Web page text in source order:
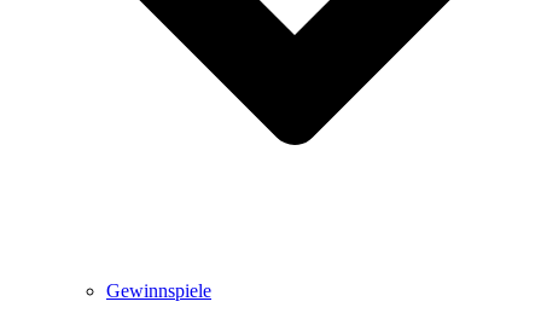
Gewinnspiele